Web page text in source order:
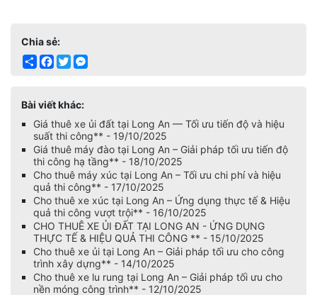
Chia sẻ:
ShareFacebook
Twitter
Bài viết khác:
Giá thuê xe ủi đất tại Long An — Tối ưu tiến độ và hiệu
suất thi công** - 19/10/2025
Giá thuê máy đào tại Long An – Giải pháp tối ưu tiến độ
thi công hạ tầng** - 18/10/2025
Cho thuê máy xúc tại Long An – Tối ưu chi phí và hiệu
quả thi công** - 17/10/2025
Cho thuê xe xúc tại Long An – Ứng dụng thực tế & Hiệu
quả thi công vượt trội** - 16/10/2025
CHO THUÊ XE ỦI ĐẤT TẠI LONG AN - ỨNG DỤNG
THỰC TẾ & HIỆU QUẢ THI CÔNG ** - 15/10/2025
Cho thuê xe ủi tại Long An – Giải pháp tối ưu cho công
trình xây dựng** - 14/10/2025
Cho thuê xe lu rung tại Long An – Giải pháp tối ưu cho
nền móng công trình** - 12/10/2025